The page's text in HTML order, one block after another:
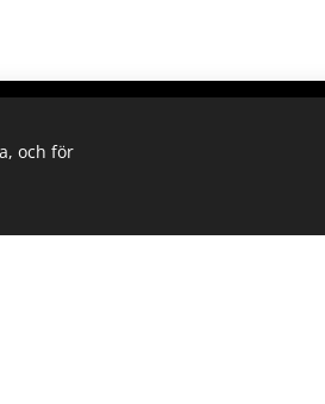
och för